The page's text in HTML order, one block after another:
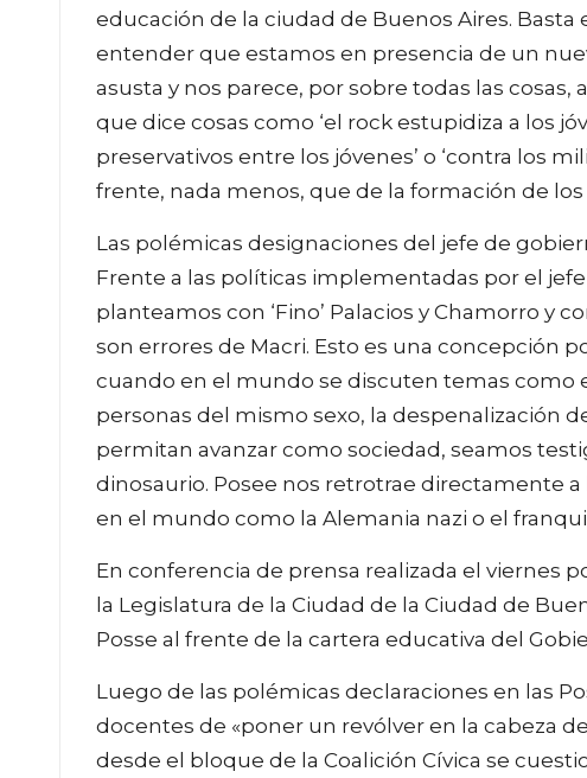
educación de la ciudad de Buenos Aires.
entender que estamos en presencia de un
asusta y nos parece, por sobre todas las
que dice cosas como ‘el rock estupidiza a los
preservativos entre los jóvenes’ o ‘contra los
frente, nada menos, que de la formación de los
Las polémicas designaciones del jefe de
Frente a las políticas implementadas por el
planteamos con ‘Fino’ Palacios y Chamorro y
son errores de Macri. Esto es una concepción
cuando en el mundo se discuten temas
personas del mismo sexo, la despenalización
permitan avanzar como sociedad, seamos
dinosaurio. Posee nos retrotrae directamente
en el mundo como la Alemania nazi o el
En conferencia de prensa realizada el viernes
la Legislatura de la Ciudad de la Ciudad de
Posse al frente de la cartera educativa del
Luego de las polémicas declaraciones en las
docentes de «poner un revólver en la cabeza
desde el bloque de la Coalición Cívica se